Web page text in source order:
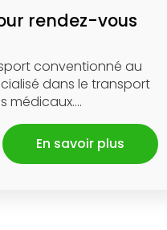
rendez-vous
conventionné au
dans le transport
médicaux....
En savoir plus